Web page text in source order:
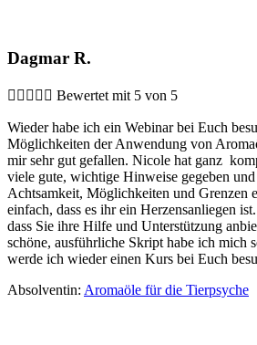
Dagmar R.
     Bewertet mit 5 von 5
Wieder habe ich ein Webinar bei Euch
Möglichkeiten der Anwendung von
mir sehr gut gefallen. Nicole hat ganz
viele gute, wichtige Hinweise gegeben und
Achtsamkeit, Möglichkeiten und Grenzen
einfach, dass es ihr ein Herzensanliegen
dass Sie ihre Hilfe und Unterstützung
schöne, ausführliche Skript habe ich mich
werde ich wieder einen Kurs bei Euch
Absolventin: Aromaöle für die Tierpsyche